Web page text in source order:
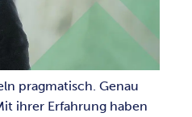
pragmatisch. Genau
ihrer Erfahrung haben